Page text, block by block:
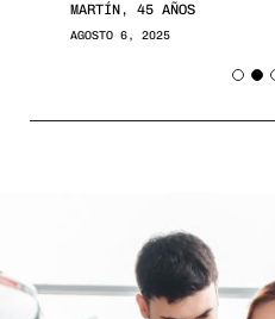
MARTÍN, 45 AÑOS
AGOSTO 6, 2025